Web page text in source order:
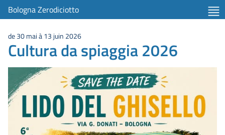
Bologna Zerodiciotto
de 30 mai à 13 juin 2026
Cultura da spiaggia 2026